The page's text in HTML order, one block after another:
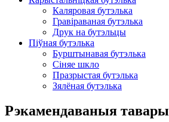
Каляровая бутэлька
Гравіраваная бутэлька
Друк на бутэльцы
Піўная бутэлька
Бурштынавая бутэлька
Сіняе шкло
Празрыстая бутэлька
Зялёная бутэлька
Рэкамендаваныя тавары